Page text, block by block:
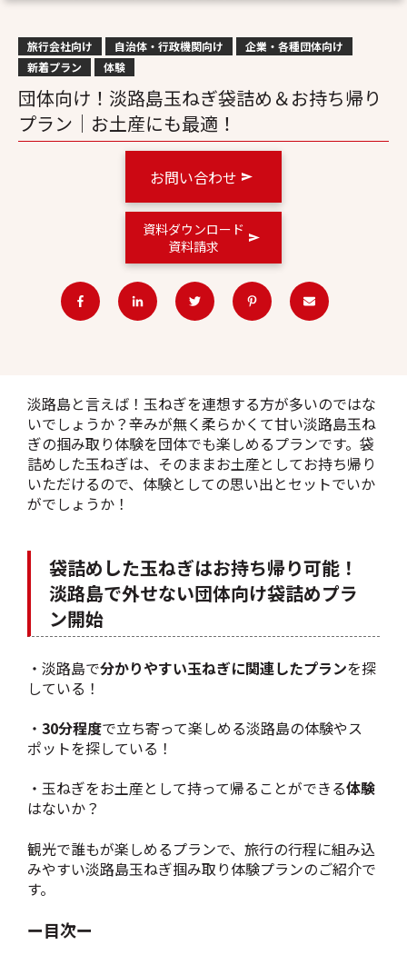
旅行会社向け 自治体・行政機関向け
企業・各種団体向け
新着プラン
体験
団体向け！淡路島玉ねぎ袋詰め＆お持ち帰り
プラン│お土産にも最適！
お問い合わせ
資料ダウンロード
資料請求
淡路島と言えば！玉ねぎを連想する方が多いのではな
いでしょうか？辛みが無く柔らかくて甘い淡路島玉ね
ぎの掴み取り体験を団体でも楽しめるプランです。袋
詰めした玉ねぎは、そのままお土産としてお持ち帰り
いただけるので、体験としての思い出とセットでいか
がでしょうか！
袋詰めした玉ねぎはお持ち帰り可能！
淡路島で外せない団体向け袋詰めプラ
ン開始
・淡路島で分かりやすい玉ねぎに関連したプランを探
している！
・ 30分程度で立ち寄って楽しめる淡路島の体験やス
ポットを探している！
・玉ねぎをお土産として持って帰ることができる体験
はないか？
観光で誰もが楽しめるプランで、旅行の行程に組み込
みやすい淡路島玉ねぎ掴み取り体験プランのご紹介で
す。
ー目次ー